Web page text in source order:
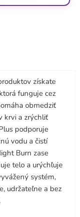
získate
funguje cez
obmedziť
krvi a zrýchliť
podporuje
vodu a čistí
Burn zase
telo a urýchľuje
systém,
udržateľne a bez